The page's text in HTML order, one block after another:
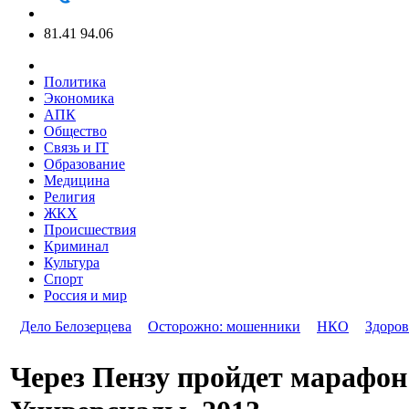
81.41 94.06
Политика
Экономика
АПК
Общество
Связь и IT
Образование
Медицина
Религия
ЖКХ
Происшествия
Криминал
Культура
Спорт
Россия и мир
Дело Белозерцева
Осторожно: мошенники НКО
Через Пензу пройдет